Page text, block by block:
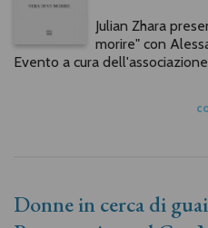
Julian Zhara
morire" con
Evento a cura
Donne in cerca di